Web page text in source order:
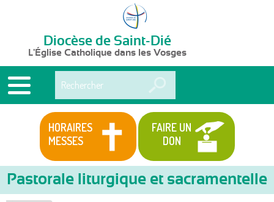
Diocèse de Saint-Dié
L'Église Catholique dans les Vosges
HORAIRES
MESSES
FAIRE UN
DON
Pastorale liturgique et sacramentelle